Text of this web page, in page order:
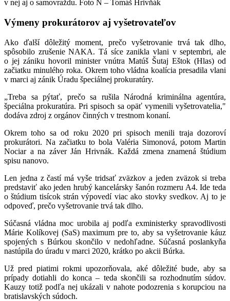
v nej aj o samovraždu. Foto N – Tomáš Hrivňák
Výmeny prokurátorov aj vyšetrovateľov
Ako ďalší dôležitý moment, prečo vyšetrovanie trvá tak dlho,
spôsobilo zrušenie NAKA. Tá síce zanikla vlani v septembri, ale
o jej zániku hovoril minister vnútra Matúš Šutaj Eštok (Hlas) od
začiatku minulého roka. Okrem toho vládna koalícia presadila vlani
v marci aj zánik Úradu špeciálnej prokuratúry.
„Treba sa pýtať, prečo sa rušila Národná kriminálna agentúra,
špeciálna prokuratúra. Pri spisoch sa opäť vymenili vyšetrovatelia,"
dodáva zdroj z orgánov činných v trestnom konaní.
Okrem toho sa od roku 2020 pri spisoch menili traja dozoroví
prokurátori. Na začiatku to bola Valéria Simonová, potom Martin
Nociar a na záver Ján Hrivnák. Každá zmena znamená štúdium
spisu nanovo.
Len jedna z častí má vyše tridsať zväzkov a jeden zväzok si treba
predstaviť ako jeden hrubý kancelársky šanón rozmeru A4. Ide teda
o štúdium tisícok strán výpovedí viac ako stovky svedkov. Aj to je
odpoveď, prečo vyšetrovanie trvá tak dlho.
Súčasná vládna moc urobila aj podľa exministerky spravodlivosti
Márie Kolíkovej (SaS) maximum pre to, aby sa vyšetrovanie káuz
spojených s Búrkou skončilo v nedohľadne. Súčasná poslankyňa
nastúpila do úradu v marci 2020, krátko po akcii Búrka.
Už pred piatimi rokmi upozorňovala, aké dôležité bude, aby sa
prípady dotiahli do konca – teda skončili sa rozhodnutím súdov.
Kauzy totiž podľa nej ukázali v nahote podozrenia s korupciou na
bratislavských súdoch.